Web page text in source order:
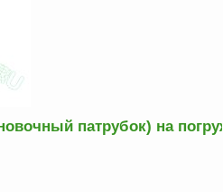
патрубок) на